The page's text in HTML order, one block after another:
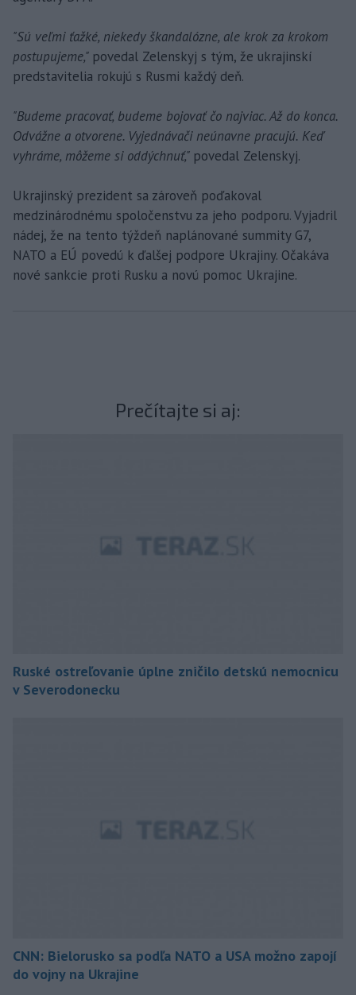
"Sú veľmi ťažké, niekedy škandalózne, ale krok za krokom
postupujeme," povedal Zelenskyj s tým, že ukrajinskí
predstavitelia rokujú s Rusmi každý deň.
"Budeme pracovať, budeme bojovať čo najviac. Až do konca.
Odvážne a otvorene. Vyjednávači neúnavne pracujú. Keď
vyhráme, môžeme si oddýchnuť," povedal Zelenskyj.
Ukrajinský prezident sa zároveň poďakoval
medzinárodnému spoločenstvu za jeho podporu. Vyjadril
nádej, že na tento týždeň naplánované summity G7,
NATO a EÚ povedú k ďalšej podpore Ukrajiny. Očakáva
nové sankcie proti Rusku a novú pomoc Ukrajine.
Prečítajte si aj:
Ruské ostreľovanie úplne zničilo detskú nemocnicu
v Severodonecku
CNN: Bielorusko sa podľa NATO a USA možno zapojí
do vojny na Ukrajine